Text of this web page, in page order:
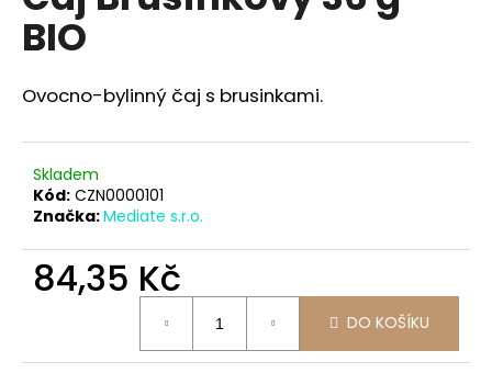
0,0
hvězdiček.
BIO
Ovocno-bylinný čaj s brusinkami.
Skladem
Kód: CZN0000101
Značka:Mediate s.r.o.
84,35 Kč
DO KOŠÍKU
a
j
í
t
?
HLEDAT